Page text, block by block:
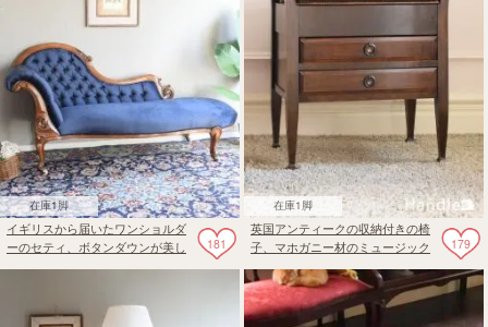
在庫1脚
181
イギリスから届いたワンショルダ
ーのセティ、ボタンダウンが美し
在庫1脚
179
英国アンティークの収納付きの椅
子、マホガニー材のミュージック